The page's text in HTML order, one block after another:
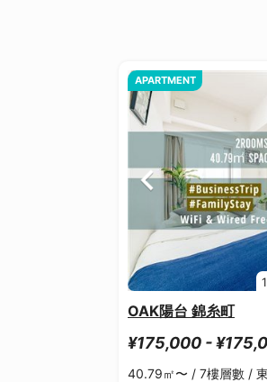
1
APARTMENT
OAK陽台 錦糸町
¥175,000 -
40.79㎡〜 / 7樓層數 /